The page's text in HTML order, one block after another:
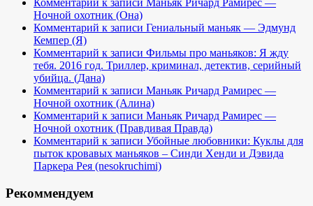
Комментарий к записи Маньяк Ричард Рамирес —
Ночной охотник (Она)
Комментарий к записи Гениальный маньяк — Эдмунд
Кемпер (Я)
Комментарий к записи Фильмы про маньяков: Я жду
тебя. 2016 год. Триллер, криминал, детектив, серийный
убийца. (Дана)
Комментарий к записи Маньяк Ричард Рамирес —
Ночной охотник (Алина)
Комментарий к записи Маньяк Ричард Рамирес —
Ночной охотник (Правдивая Правда)
Комментарий к записи Убойные любовники: Куклы для
пыток кровавых маньяков – Синди Хенди и Дэвида
Паркера Рея (nesokruchimi)
Рекоммендуем